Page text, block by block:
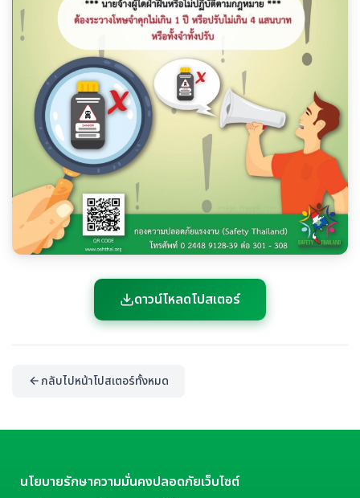
ดาวน์โหลดโปสเตอร์
กลับไปหน้าโปสเตอร์ทั้งหมด
นโยบายรักษาความมั่นคงปลอดภัยเว็บไซต์